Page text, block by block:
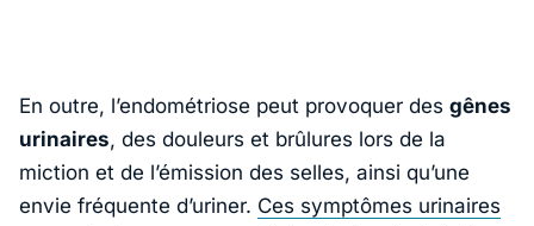
En outre, l’endométriose peut provoquer des gênes
urinaires, des douleurs et brûlures lors de la
miction et de l’émission des selles, ainsi qu’une
envie fréquente d’uriner. Ces symptômes urinaires